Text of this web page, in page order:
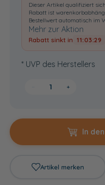
Dieser Artikel qualifiziert
Rabatt ist
Bestellwert automatisch im
Mehr zur Aktion
Rabatt sinkt in 11:03:29
* UVP des Herstellers
+
In
Artikel merken